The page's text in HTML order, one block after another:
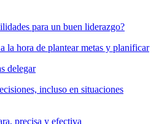
para un buen liderazgo?
la hora de plantear metas y planificar
delegar
incluso en situaciones
precisa y efectiva